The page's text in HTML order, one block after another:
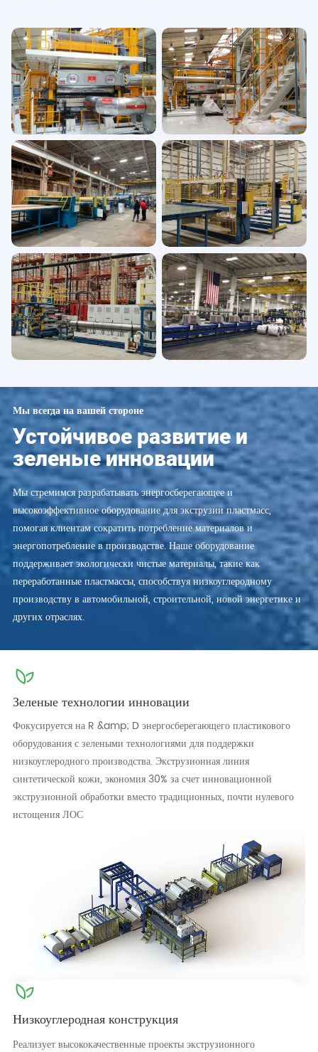
Мы всегда на вашей стороне
Устойчивое развитие и
зеленые инновации
Мы стремимся разрабатывать энергосберегающее и
высокоэффективное оборудование для экструзии пластмасс,
помогая клиентам сократить потребление материалов и
энергопотребление в производстве. Наше оборудование
поддерживает экологически чистые материалы, такие как
переработанные пластмассы, способствуя низкоуглеродному
производству в автомобильной, строительной, новой энергетике и
других отраслях.
Зеленые технологии инновации
Фокусируется на R &amp; D энергосберегающего пластикового
оборудования с зелеными технологиями для поддержки
низкоуглеродного производства. Экструзионная линия
синтетической кожи, экономия 30% за счет инновационной
экструзионной обработки вместо традиционных, почти нулевого
истощения ЛОС
Низкоуглеродная конструкция
Реализует высококачественные проекты экструзионного